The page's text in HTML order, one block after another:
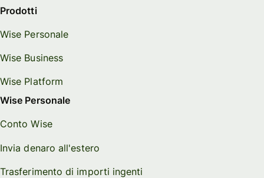
Prodotti
Wise Personale
Wise Business
Wise Platform
Wise Personale
Conto Wise
Invia denaro all'estero
Trasferimento di importi ingenti